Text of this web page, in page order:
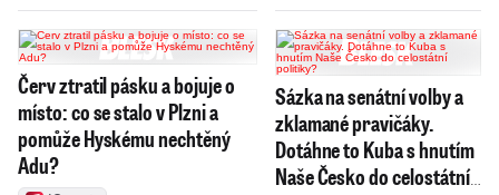
Červ ztratil pásku a bojuje o
místo: co se stalo v Plzni a
pomůže Hyskému nechtěný
Adu?
Sázka na senátní volby a
zklamané pravičáky.
Dotáhne to Kuba s hnutím
Naše Česko do celostátní